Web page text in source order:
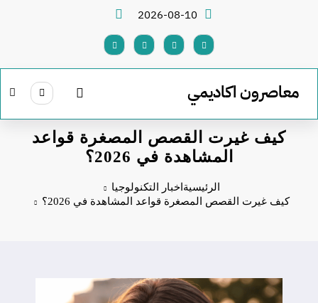
2026-08-10
معاصرون اكاديمي
كيف غيرت القصص المصغرة قواعد
المشاهدة في 2026؟
الرئيسية اخبار التكنولوجيا
كيف غيرت القصص المصغرة قواعد المشاهدة في 2026؟